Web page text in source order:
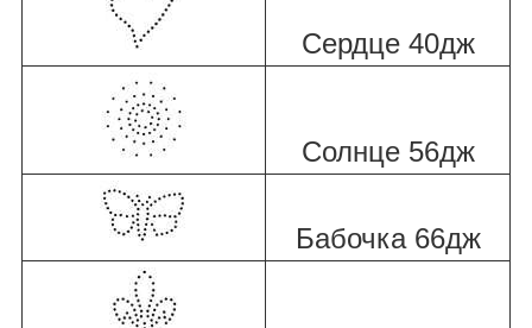
Сердце 40дж
Солнце 56дж
Бабочка 66дж